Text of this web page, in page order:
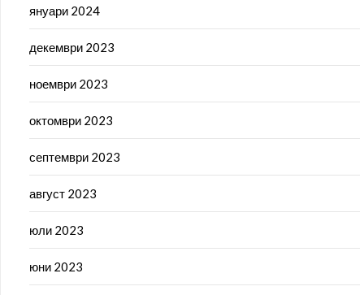
януари 2024
декември 2023
ноември 2023
октомври 2023
септември 2023
август 2023
юли 2023
юни 2023